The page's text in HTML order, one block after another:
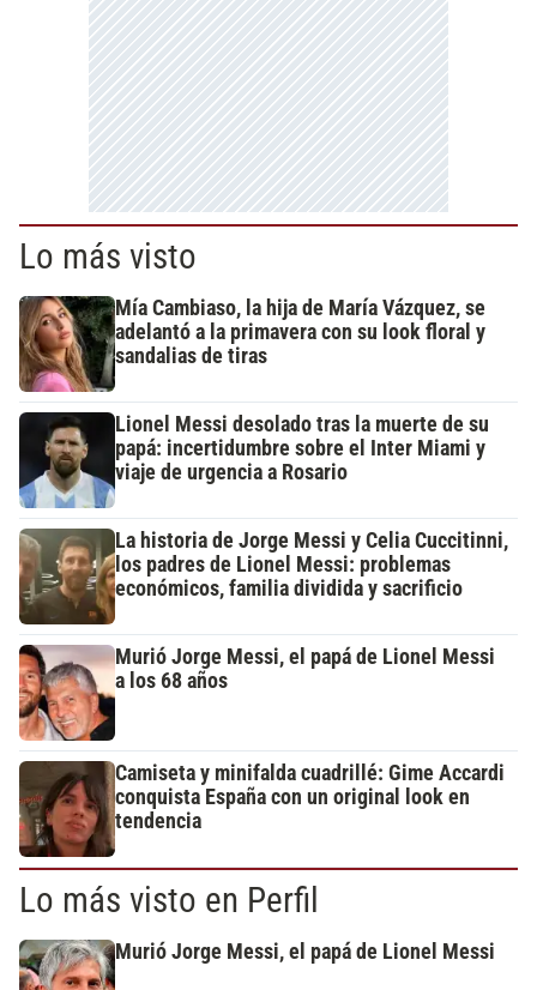
Lo más visto
Mía Cambiaso, la hija de María Vázquez, se
adelantó a la primavera con su look floral y
sandalias de tiras
Lionel Messi desolado tras la muerte de su
papá: incertidumbre sobre el Inter Miami y
viaje de urgencia a Rosario
La historia de Jorge Messi y Celia Cuccitinni,
los padres de Lionel Messi: problemas
económicos, familia dividida y sacrificio
Murió Jorge Messi, el papá de Lionel Messi
a los 68 años
Camiseta y minifalda cuadrillé: Gime Accardi
conquista España con un original look en
tendencia
Lo más visto en Perfil
Murió Jorge Messi, el papá de Lionel Messi